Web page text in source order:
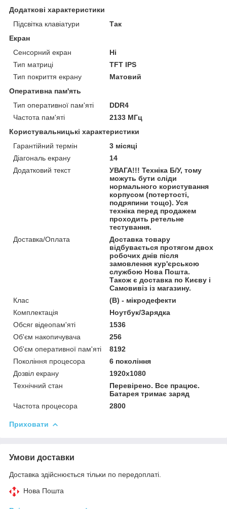
Додаткові характеристики
Підсвітка клавіатури
Так
Екран
Сенсорний екран
Ні
Тип матриці
TFT IPS
Тип покриття екрану
Матовий
Оперативна пам'ять
Тип оперативної пам'яті
DDR4
Частота пам'яті
2133 МГц
Користувальницькі характеристики
Гарантійний термін
3 місяці
Діагональ екрану
14
Додатковий текст
УВАГА!!! Техніка Б/У, тому
можуть бути сліди
нормального користування
корпусом (потертості,
подряпини тощо). Уся
техніка перед продажем
проходить ретельне
тестування.
Доставка/Оплата
Доставка товару
відбувається протягом двох
робочих днів після
замовлення кур'єрською
службою Нова Пошта.
Також є доставка по Києву і
Самовивіз із магазину.
Клас
(В) - мікродефекти
Комплектація
Ноутбук/Зарядка
Обсяг відеопам'яті
1536
Об'єм накопичувача
256
Об'єм оперативної пам'яті
8192
Покоління процесора
6 покоління
Дозвіл екрану
1920х1080
Технічний стан
Перевірено. Все працює.
Батарея тримає заряд
Частота процесора
2800
Приховати
Умови доставки
Доставка здійснюється тільки по передоплаті.
Нова Пошта